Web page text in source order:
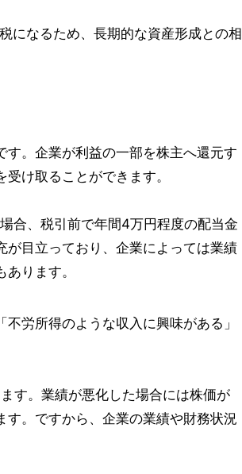
になるため、長期的な資産形成との相
。企業が利益の一部を株主へ還元す
け取ることができます。
合、税引前で年間4万円程度の配当金
が目立っており、企業によっては業績
ります。
労所得のような収入に興味がある」
す。業績が悪化した場合には株価が
。ですから、企業の業績や財務状況